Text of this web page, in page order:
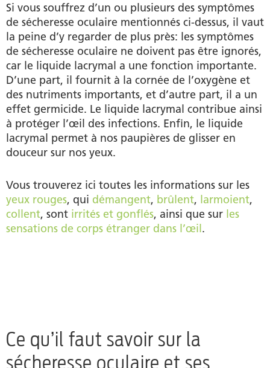
Si vous souffrez d’un ou plusieurs des symptômes
de sécheresse oculaire mentionnés ci-dessus, il vaut
la peine d’y regarder de plus près: les symptômes
de sécheresse oculaire ne doivent pas être ignorés,
car le liquide lacrymal a une fonction importante.
D’une part, il fournit à la cornée de l’oxygène et
des nutriments importants, et d’autre part, il a un
effet germicide. Le liquide lacrymal contribue ainsi
à protéger l’œil des infections. Enfin, le liquide
lacrymal permet à nos paupières de glisser en
douceur sur nos yeux.
Vous trouverez ici toutes les informations sur les
yeux rouges, qui démangent, brûlent, larmoient,
collent, sont irrités et gonflés, ainsi que sur les
sensations de corps étranger dans l’œil .
Ce qu’il faut savoir sur la
sécheresse oculaire et ses